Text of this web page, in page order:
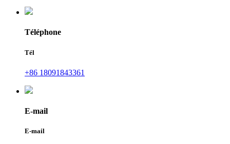
Téléphone
Tél
+86 18091843361
E-mail
E-mail